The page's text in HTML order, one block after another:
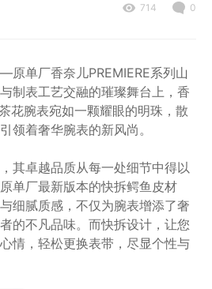
714 0
单厂香奈儿PREMIERE系列山
制表工艺交融的璀璨舞台上，香
花腕表宛如一颗耀眼的明珠，散
领着奢华腕表的新风尚。
其卓越品质从每一处细节中得以
单厂最新版本的快拆鳄鱼皮材
细腻质感，不仅为腕表增添了奢
的不凡品味。而快拆设计，让您
情，轻松更换表带，尽显个性与